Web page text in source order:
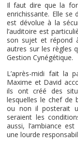
Il faut dire que la
enrichissante. Elle se
est dévolue à la
l’auditoire est
son sujet et répond
autres sur les règles
Gestion Cynégétique.
L’après-midi fait la
Maxime et David
ils ont créé des
lesquelles le chef de
ou non il posterait
seraient les
aussi, l’ambiance
une lourde